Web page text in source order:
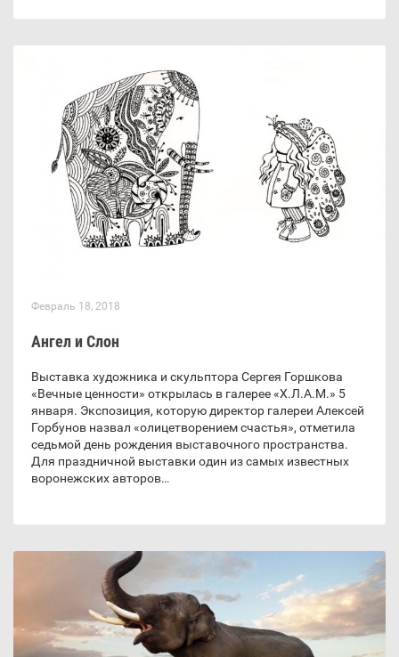
Февраль 18, 2018
Ангел и Слон
Выставка художника и скульптора Сергея Горшкова
«Вечные ценности» открылась в галерее «Х.Л.А.М.» 5
января. Экспозиция, которую директор галереи Алексей
Горбунов назвал «олицетворением счастья», отметила
седьмой день рождения выставочного пространства.
Для праздничной выставки один из самых известных
воронежских авторов…